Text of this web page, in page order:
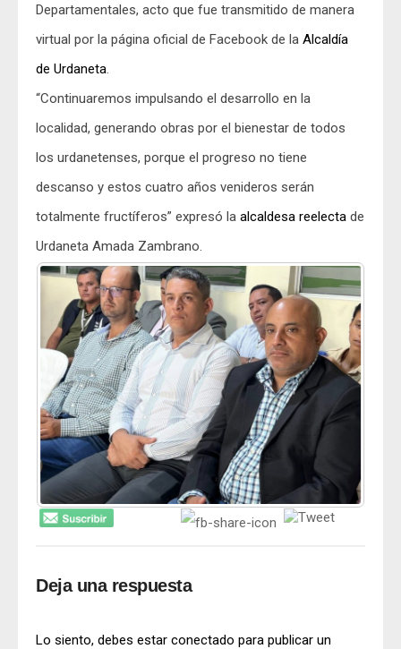
Departamentales, acto que fue transmitido de manera
virtual por la página oficial de Facebook de la Alcaldía
de Urdaneta.
“Continuaremos impulsando el desarrollo en la
localidad, generando obras por el bienestar de todos
los urdanetenses, porque el progreso no tiene
descanso y estos cuatro años venideros serán
totalmente fructíferos” expresó la alcaldesa reelecta de
Urdaneta Amada Zambrano.
Deja una respuesta
Lo siento, debes estar conectado para publicar un